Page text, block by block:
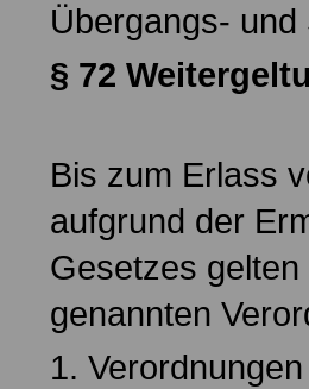
Übergangs-
§ 72
Bis zum Erlass
aufgrund der
Gesetzes
genannten
1.